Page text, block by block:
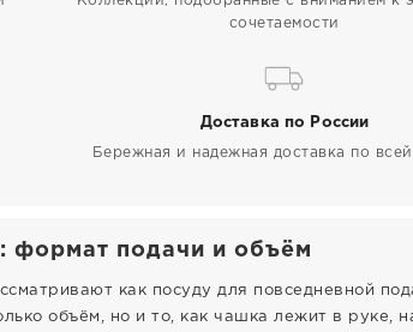
сочетаемости
Доставка по России
Бережная и надежная доставка по
формат подачи и объём
как посуду для повседневной
объём, но и то, как чашка лежит в руке,